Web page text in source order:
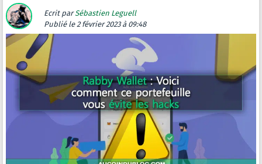
Ecrit parSébastien Leguell
Publié le 2 février 2023 à 09:48